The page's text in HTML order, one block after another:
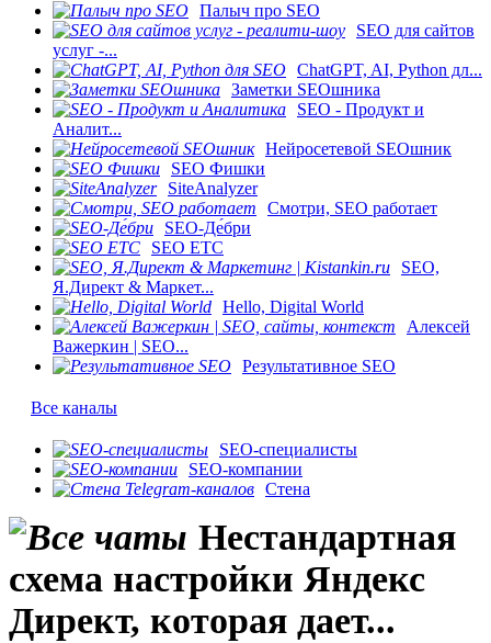
Палыч про SEO
SEO для сайтов
услуг -...
ChatGPT, AI, Python дл...
Заметки SEOшника
SEO - Продукт и
Аналит...
Нейросетевой SEOшник
SEO Фишки
SiteAnalyzer
Смотри, SEO работает
SEO-Де́бри
SEO ETC
SEO,
Я.Директ & Маркет...
Hello, Digital World
Алексей
Важеркин | SEO...
Результативное SEO
Все каналы
SEO-специалисты
SEO-компании
Стена
Нестандартная
схема настройки Яндекс
Директ, которая дает...